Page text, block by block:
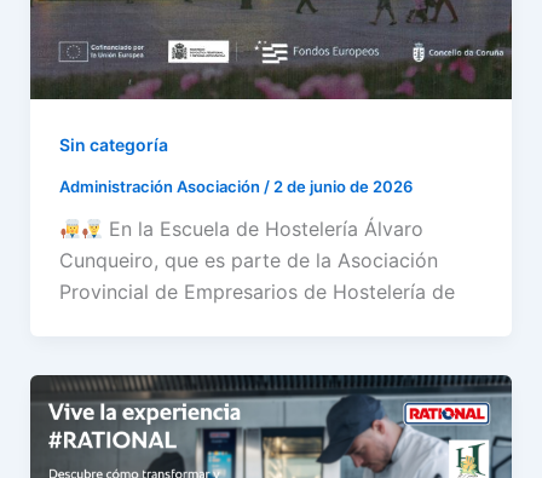
Sin categoría
Administración Asociación / 2 de junio de 2026
En la Escuela de Hostelería Álvaro
Cunqueiro, que es parte de la Asociación
Provincial de Empresarios de Hostelería de